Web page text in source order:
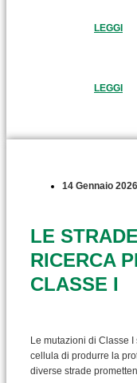
LEGGI
LEGGI
14 Gennaio 2026
LE
RICERCA
CLASSE I
Le mutazioni di Classe
cellula di produrre la
diverse strade